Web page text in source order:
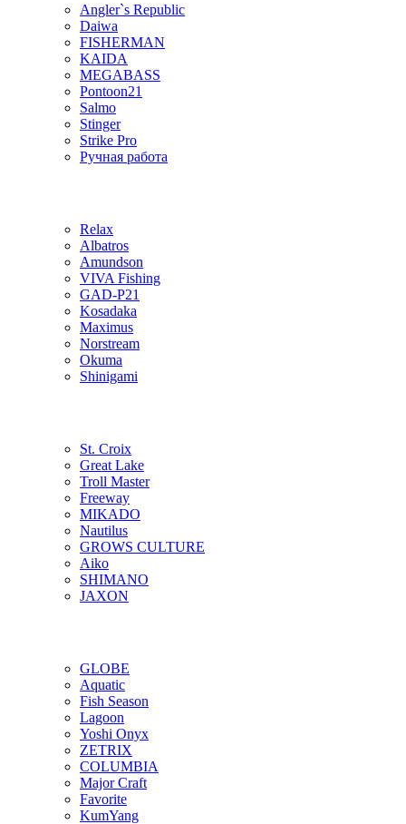
Angler`s Republic
Daiwa
FISHERMAN
KAIDA
MEGABASS
Pontoon21
Salmo
Stinger
Strike Pro
Ручная работа
Relax
Albatros
Amundson
VIVA Fishing
GAD-P21
Kosadaka
Maximus
Norstream
Okuma
Shinigami
St. Croix
Great Lake
Troll Master
Freeway
MIKADO
Nautilus
GROWS CULTURE
Aiko
SHIMANO
JAXON
GLOBE
Aquatic
Fish Season
Lagoon
Yoshi Onyx
ZETRIX
COLUMBIA
Major Craft
Favorite
KumYang